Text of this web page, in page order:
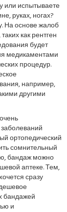
или испытываете
руках, ногах?
На основе жалоб
как рентген
будет
медикаментами
процедур.
например,
другими
ортопедический
сомнительный
бандаж можно
аптеке. Тем,
сразу
бандажей
и